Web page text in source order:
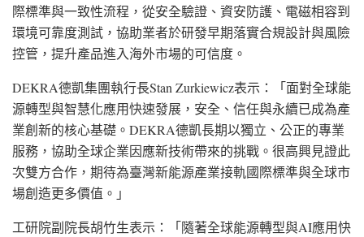
際標準與一致性流程，從安全驗證、資安防護、電磁相容到
環境可靠度測試，協助業者於研發早期落實合規設計與風險
控管，提升產品進入海外市場的可信度。
DEKRA德凱集團執行長StanZurkiewicz表示 ：「面對全球能
源轉型與智慧化應用快速發展，安全、信任與永續已成為產
業創新的核心基礎。DEKRA德凱長期以獨立、公正的專業
服務，協助全球企業因應新技術帶來的挑戰。很高興見證此
次雙方合作，期待為臺灣新能源產業接軌國際標準與全球市
場創造更多價值。」
工研院副院長胡竹生表示：「隨著全球能源轉型與AI應用快